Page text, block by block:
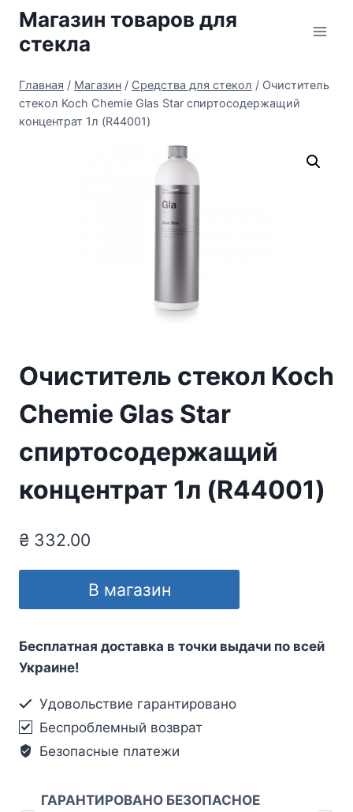
Перейти
содержимому
Магазин товаров для
стекла
Главная / Магазин / Средства для стекол / Очиститель
стекол Koch Chemie Glas Star спиртосодержащий
концентрат 1л (R44001)
Очиститель стекол Koch
Chemie Glas Star
спиртосодержащий
концентрат 1л (R44001)
₴ 332.00
В магазин
Бесплатная доставка в точки выдачи по всей
Украине!
Удовольствие гарантировано
Беспроблемный возврат
Безопасные платежи
ГАРАНТИРОВАНО БЕЗОПАСНОЕ